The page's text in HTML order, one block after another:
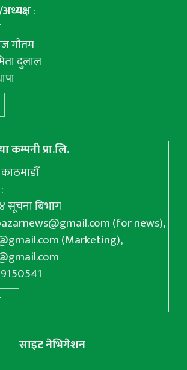
:
गाैतम
दुलाल
कम्पनी प्रा.लि.
सूचना बिभाग
(for news),
(Marketing),
साइट नेभिगेशन